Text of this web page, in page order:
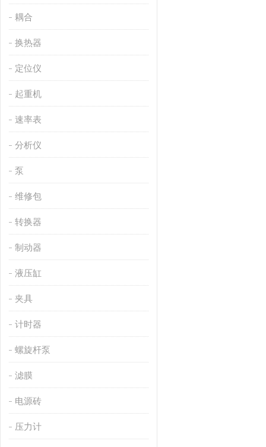
耦合
换热器
定位仪
起重机
速率表
分析仪
泵
维修包
转换器
制动器
液压缸
夹具
计时器
螺旋杆泵
滤膜
电源砖
压力计